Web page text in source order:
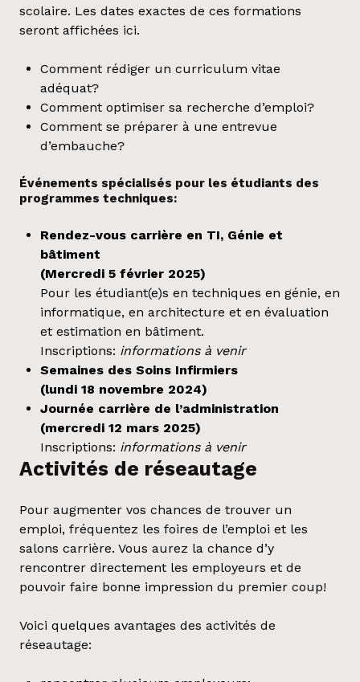
scolaire. Les dates exactes de ces formations
seront affichées ici.
Comment rédiger un curriculum vitae
adéquat?
Comment optimiser sa recherche d’emploi?
Comment se préparer à une entrevue
d’embauche?
Événements spécialisés pour les étudiants des
programmes techniques:
Rendez-vous carrière en TI, Génie et
bâtiment
(Mercredi 5 février 2025)
Pour les étudiant(e)s en techniques en génie, en
informatique, en architecture et en évaluation
et estimation en bâtiment.
Inscriptions: informations à venir
Semaines des Soins Infirmiers
(lundi 18 novembre 2024)
Journée carrière de l’administration
(mercredi 12 mars 2025)
Inscriptions: informations à venir
Activités de réseautage
Pour augmenter vos chances de trouver un
emploi, fréquentez les foires de l’emploi et les
salons carrière. Vous aurez la chance d’y
rencontrer directement les employeurs et de
pouvoir faire bonne impression du premier coup!
Voici quelques avantages des activités de
réseautage: